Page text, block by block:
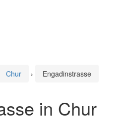
Chur › Engadinstrasse
in Chur